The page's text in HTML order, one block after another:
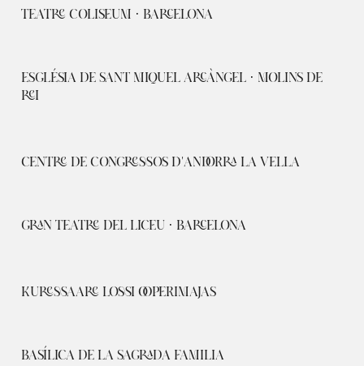
TEATRE COLISEUM · BARCELONA
ESGLÉSIA DE SANT MIQUEL ARCÀNGEL · MOLINS DE
REI
CENTRE DE CONGRESSOS D'ANDORRA LA VELLA
GRAN TEATRE DEL LICEU · BARCELONA
KURESSAARE LOSSI OOPERIMAJAS
BASÍLICA DE LA SAGRADA FAMILIA